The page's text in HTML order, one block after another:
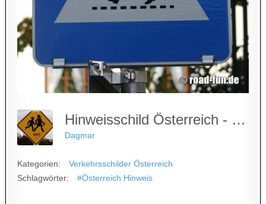
Hinweisschild Österreich - Fußgängerüberweg
Dagmar
Kategorien:
Verkehrsschilder Österreich
Schlagwörter:
#Österreich Hinweis